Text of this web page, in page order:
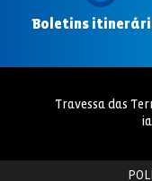
Boletins
Travessa das